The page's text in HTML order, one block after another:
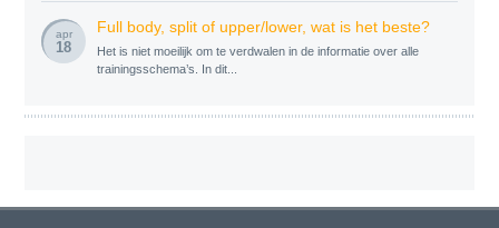
apr
18
Full body, split of upper/lower, wat is het beste?
Het is niet moeilijk om te verdwalen in de informatie over alle
trainingsschema’s. In dit...